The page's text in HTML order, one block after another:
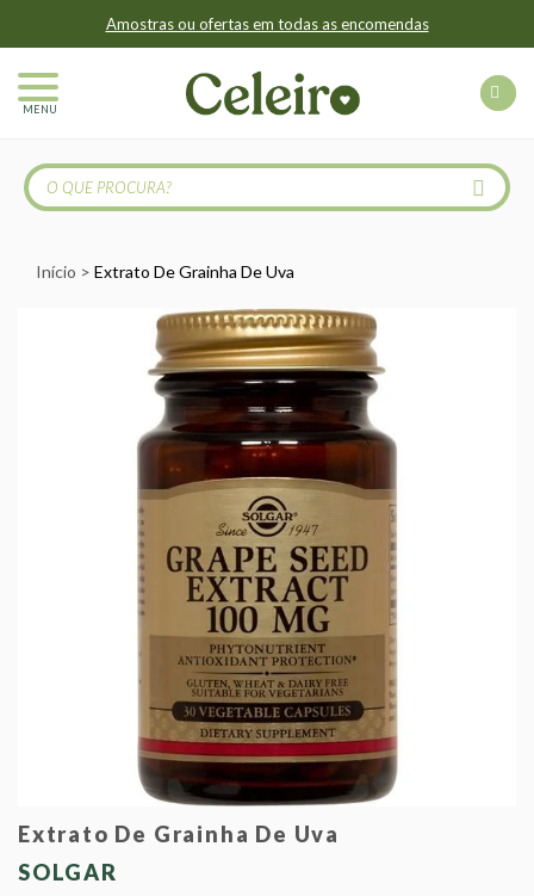
Amostras ou ofertas em todas as encomendas
MENU
Início Extrato De Grainha De Uva
Extrato De Grainha De Uva
SOLGAR